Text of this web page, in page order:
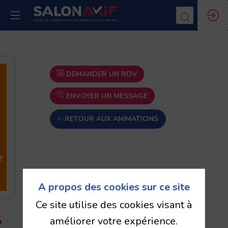
DEMANDER UN RDV
ENVOYER UN MESSAGE
RETOUR AUX ANIMATIONS
A propos des cookies sur ce site
Ce site utilise des cookies visant à
améliorer votre expérience.